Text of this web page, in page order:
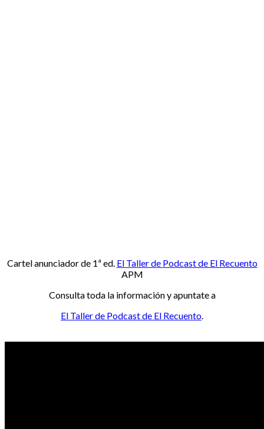
Cartel anunciador de 1ª ed. El Taller de Podcast de El Recuento
APM
Consulta toda la información y apuntate a
El Taller de Podcast de El Recuento